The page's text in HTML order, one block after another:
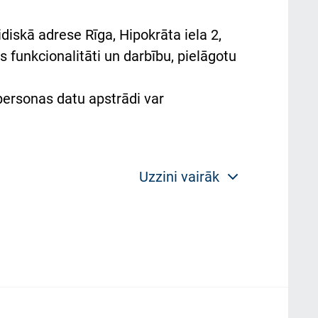
adrese Rīga, Hipokrāta iela 2,
funkcionalitāti un darbību, pielāgotu
datu apstrādi var
Uzzini vairāk